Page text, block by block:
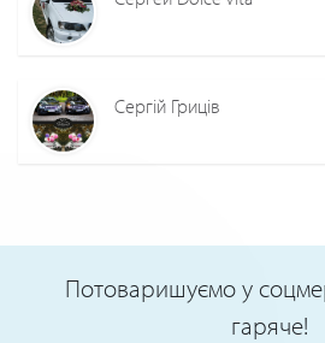
Сергій Гриців
Потоваришуємо у
гаряче!